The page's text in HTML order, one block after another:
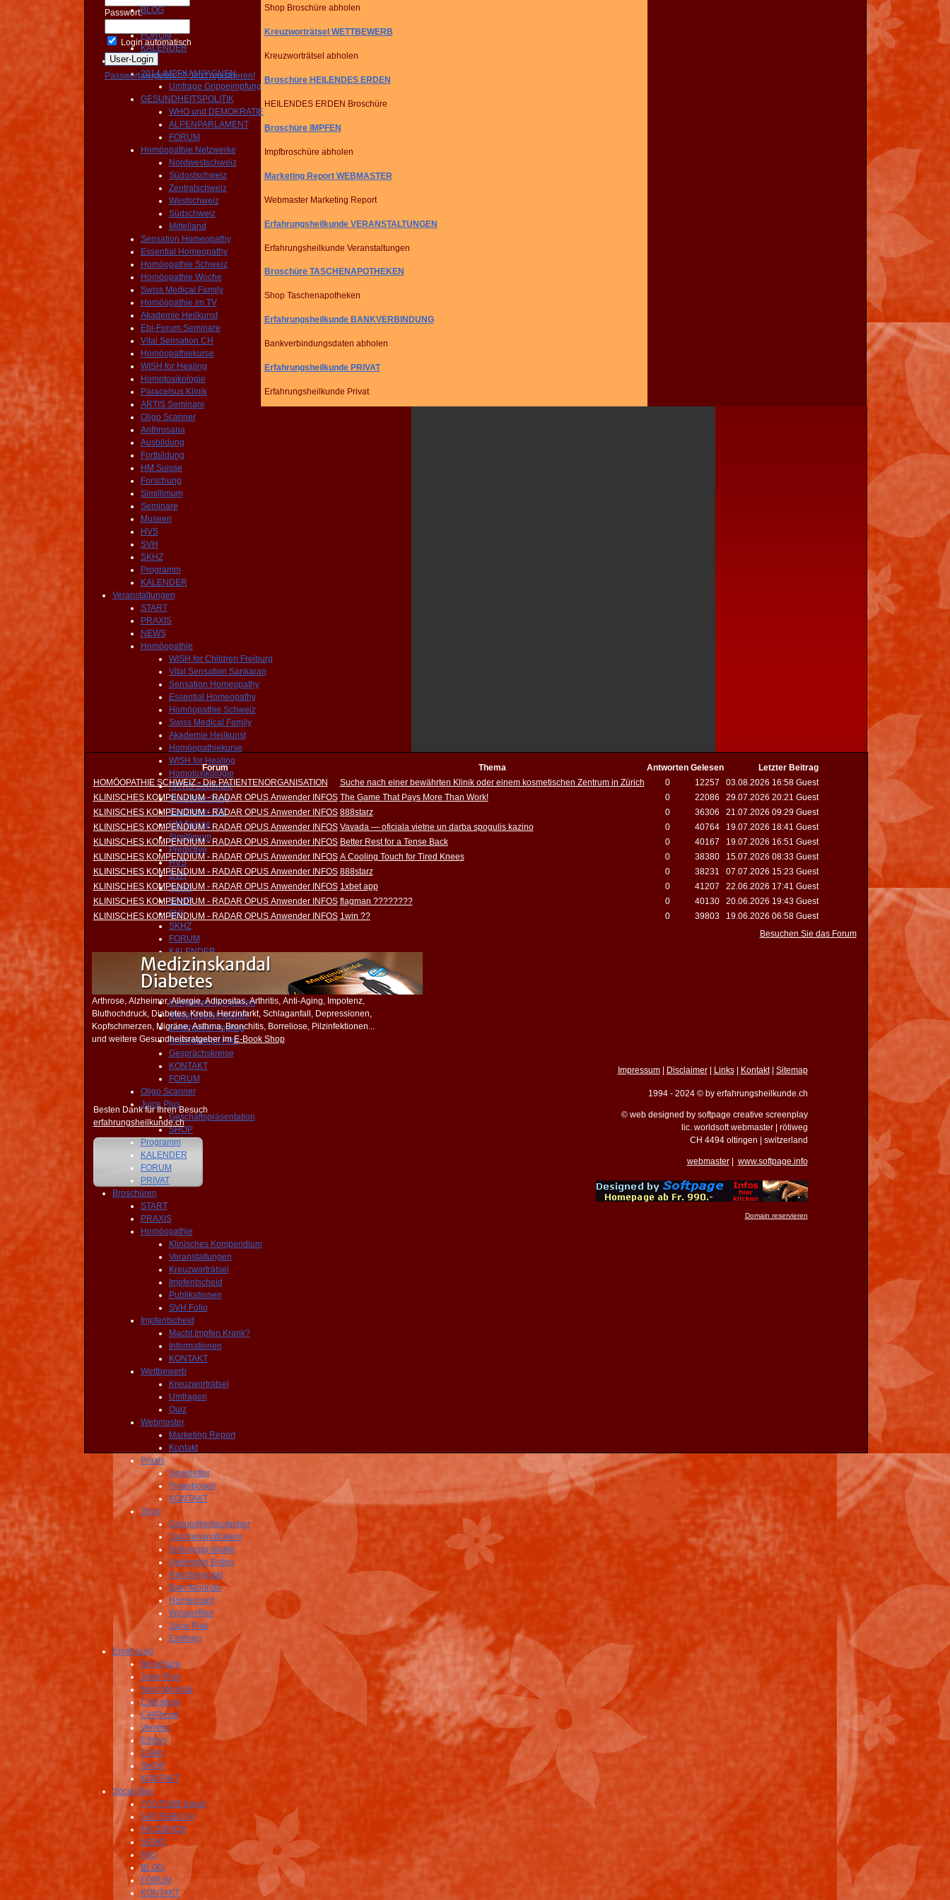
BLOG
NEWS
FORUM
KALENDER
Aktivitäten
2014 IMPFKAMPAGNEN
Umfrage Grippeimpfung
GESUNDHEITSPOLITIK
WHO und DEMOKRATIE
ALPENPARLAMENT
FORUM
Homöopathie Netzwerke
Nordwestschweiz
Südostschweiz
Zentralschweiz
Westschweiz
Südschweiz
Mittelland
Sensation Homeopathy
Essential Homeopathy
Homöopathie Schweiz
Homöopathie Woche
Swiss Medical Family
Homöopathie im TV
Akademie Heilkunst
Ebi-Forum Seminare
Vital Sensation CH
Homöopathiekurse
WISH for Healing
Homotoxikologie
Paracelsus Klinik
ARTIS Seminare
Oligo Scanner
Anthrosana
Ausbildung
Fortbildung
HM Suisse
Forschung
Simillimum
Seminare
Museen
HVS
SVH
SKHZ
Programm
KALENDER
Veranstaltungen
START
PRAXIS
NEWS
Homöopathie
WISH for Children Freiburg
Vital Sensation Sankaran
Sensation Homeopathy
Essential Homeopathy
Homöopathie Schweiz
Swiss Medical Family
Akademie Heilkunst
Homöopathiekurse
WISH for Healing
Homotoxikologie
ARTIS Seminare
The Other Song
Coethener ICE
HM Suisse
Simillimum
Predictive
HVS
SVH
SVHA
SAHP
SHI
SKHZ
FORUM
KALENDER
Impfentscheid
Was man Wissen muss!
Impfen Nebenwirkungen
Kongresse Symposien
Macht impfen krank?
Solothurner Impftag
Krankgeimpft Film
Gesprächskreise
KONTAKT
FORUM
Oligo Scanner
Juice Plus
Geschäftspräsentation
SHOP
Programm
KALENDER
FORUM
PRIVAT
Broschüren
START
PRAXIS
Homöopathie
Klinisches Kompendium
Veranstaltungen
Kreuzworträtsel
Impfentscheid
Publikationen
SVH Folio
Impfentscheid
Macht Impfen Krank?
Informationen
KONTAKT
Wettbewerb
Kreuzworträtsel
Umfragen
Quiz
Webmaster
Marketing Report
Kontakt
Praxis
Newsletter
Fragebogen
KONTAKT
Shop
Gesundheitsratgeber
Taschenapotheken
Erdungsprodukte
Heilendes Erden
Rechtsregulat
Noni Morinda
Homeocard
Wasserfilter
Juice Plus
Earthing
Ernährung
Broschüre
Juice Plus
Noni Morinda
Colostrum
CellReset
Vemma
Edifors
Cellin
SHOP
KONTAKT
Social Box
YOUTUBE Kanal
GÄSTEBUCH
FACEBOOK
NEWS
FAQ
BLOG
FORUM
KONTAKT
Passwort:
Login automatisch
Passwort vergessen? Jetzt registrieren!
Shop Broschüre abholen
Kreuzworträtsel WETTBEWERB
Kreuzworträtsel abholen
Broschüre HEILENDES ERDEN
HEILENDES ERDEN Broschüre
Broschüre IMPFEN
Impfbroschüre abholen
Marketing Report WEBMASTER
Webmaster Marketing Report
Erfahrungsheilkunde VERANSTALTUNGEN
Erfahrungsheilkunde Veranstaltungen
Broschüre TASCHENAPOTHEKEN
Shop Taschenapotheken
Erfahrungsheilkunde BANKVERBINDUNG
Bankverbindungsdaten abholen
Erfahrungsheilkunde PRIVAT
Erfahrungsheilkunde Privat
Forum Thema Antworten Gelesen
Letzter Beitrag
HOMÖOPATHIE SCHWEIZ - Die PATIENTENORGANISATION
Suche nach einer bewährten Klinik oder einem kosmetischen Zentrum in Zürich 0 12257
03.08.2026 16:58 Guest
KLINISCHES KOMPENDIUM - RADAR OPUS Anwender INFOS The Game That Pays More Than Work! 0 22086
29.07.2026 20:21 Guest
KLINISCHES KOMPENDIUM - RADAR OPUS Anwender INFOS 888starz 0 36306
21.07.2026 09:29 Guest
KLINISCHES KOMPENDIUM - RADAR OPUS Anwender INFOS Vavada — oficiala vietne un darba spogulis kazino 0 40764
19.07.2026 18:41 Guest
KLINISCHES KOMPENDIUM - RADAR OPUS Anwender INFOS Better Rest for a Tense Back 0 40167
19.07.2026 16:51 Guest
KLINISCHES KOMPENDIUM - RADAR OPUS Anwender INFOS A Cooling Touch for Tired Knees 0 38380
15.07.2026 08:33 Guest
KLINISCHES KOMPENDIUM - RADAR OPUS Anwender INFOS 888starz 0 38231
07.07.2026 15:23 Guest
KLINISCHES KOMPENDIUM - RADAR OPUS Anwender INFOS 1xbet app 0 41207
22.06.2026 17:41 Guest
KLINISCHES KOMPENDIUM - RADAR OPUS Anwender INFOS flagman ???????? 0 40130
20.06.2026 19:43 Guest
KLINISCHES KOMPENDIUM - RADAR OPUS Anwender INFOS 1win ?? 0 39803
19.06.2026 06:58 Guest
Besuchen Sie das Forum
Arthrose, Alzheimer, Allergie, Adipositas, Arthritis, Anti-Aging, Impotenz,
Bluthochdruck, Diabetes, Krebs, Herzinfarkt, Schlaganfall, Depressionen,
Kopfschmerzen, Migräne, Asthma, Bronchitis, Borreliose, Pilzinfektionen...
und weitere Gesundheitsratgeber imE-Book Shop
Impressum| Disclaimer| Links| Kontakt| Sitemap
Besten Dank für Ihren Besuch
erfahrungsheilkunde.ch
1994 - 2024 © by erfahrungsheilkunde.ch
© web designed by softpage creative screenplay
lic. worldsoft webmaster | rötiweg
CH 4494 oltingen | switzerland
webmaster| www.softpage.info
Domain reservieren